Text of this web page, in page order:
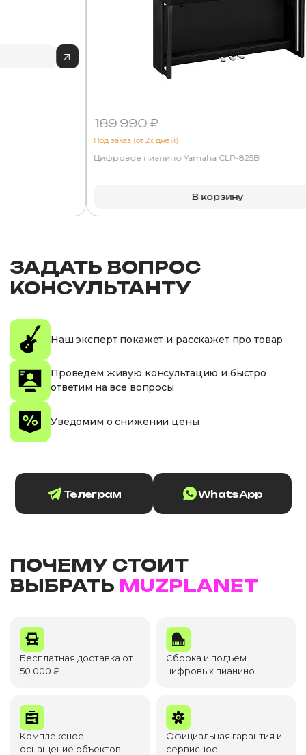
189 990 ₽
Под заказ (от 2х дней)
Цифровое пианино Yamaha CLP-825B
В корзину
ЗАДАТЬ ВОПРОС
КОНСУЛЬТАНТУ
Наш эксперт покажет и расскажет про товар
Проведем живую консультацию и быстро
ответим на все вопросы
Уведомим о снижении цены
Телеграм WhatsApp
ПОЧЕМУ СТОИТ
ВЫБРАТЬ MUZPLANET
Бесплатная доставка от
50 000 ₽
Сборка и подъем
цифровых пианино
Комплексное
оснащение объектов
Официальная гарантия и
сервисное